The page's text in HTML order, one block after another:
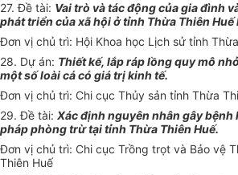
27. Đề tài: Vai trò và tác động của gia đình
phát triển của xã hội ở tỉnh Thừa Thiên Huế
Đơn vị chủ trì: Hội Khoa học Lịch sử tỉnh
28. Dự án: Thiết kế, lắp ráp lồng quy mô nhỏ
một số loài cá có giá trị kinh tế.
Đơn vị chủ trì: Chi cục Thủy sản tỉnh Thừa
29. Đề tài: Xác định nguyên nhân gây bệnh
pháp phòng trừ tại tỉnh Thừa Thiên Huế.
Đơn vị chủ trì: Chi cục Trồng trọt và Bảo vệ
Thiên Huế